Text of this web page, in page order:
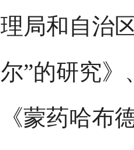
理局和自治
尔”的研究》
《蒙药哈布